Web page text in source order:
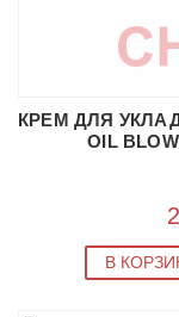
КРЕМ ДЛЯ
OIL
В